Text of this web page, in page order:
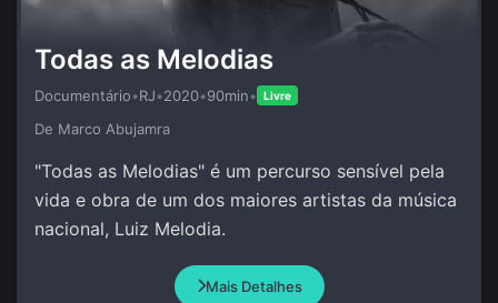
Todas as Melodias
Documentário•RJ•2020•90min• Livre
De Marco Abujamra
"Todas as Melodias" é um percurso sensível pela
vida e obra de um dos maiores artistas da música
nacional, Luiz Melodia.
Mais Detalhes